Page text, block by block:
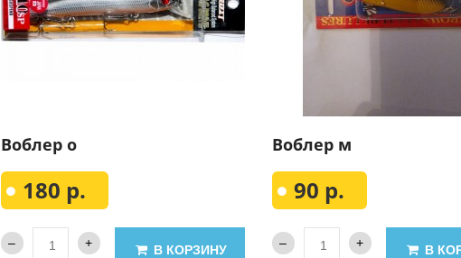
Воблер о
180 р.
В КОРЗИНУ
Воблер м
90 р.
В